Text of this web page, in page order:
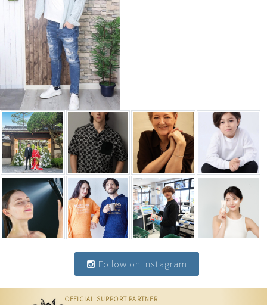
Follow on Instagram
OFFICIAL SUPPORT PARTNER